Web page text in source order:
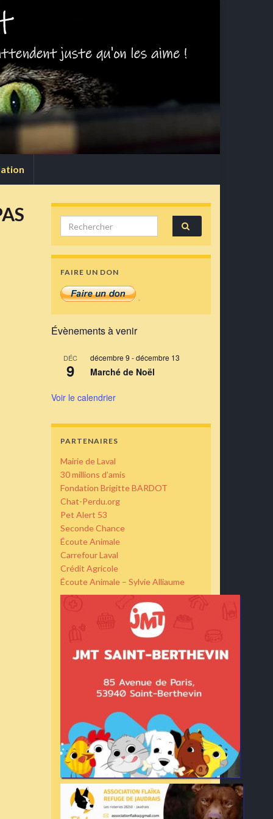
Search for:
FAIRE UN DON
Évènements à venir
DÉC
9
décembre 9 -décembre 13
Marché de Noël
Voir le calendrier
PARTENAIRES
Mairie de Laval
30 millions d’amis
Fondation Brigitte BARDOT
Chat-Perdu.org
Pet Alert 53
Seconde Chance
Écoute Animale
Carrefour Laval
Crédit Agricole
Écoute Animale – Sylvie Alliaume